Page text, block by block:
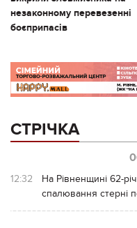
незаконному перевезенні
боєприпасів
СТРІЧКА
12:32
На Рівненщині 62-
спалювання стерні